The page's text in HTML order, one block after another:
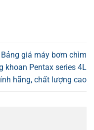
Bảng giá máy bơm chìm
khoan Pentax series 4L
hãng, chất lượng cao